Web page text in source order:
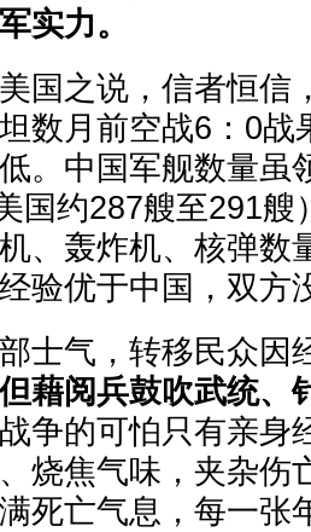
实力。
国之说，信者恒信
数月前空战6：0战
。中国军舰数量虽
国约287艘至291艘
、轰炸机、核弹数
验优于中国，双方
士气，转移民众因
但藉阅兵鼓吹武统、
战争的可怕只有亲身
烧焦气味，夹杂伤
死亡气息，每一张